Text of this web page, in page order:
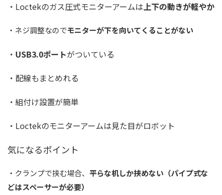
・Loctekのガス圧式モニターアームは上下の動きが軽やか
・ネジ調整なのでモニターが下を向いてくることがない
・ USB3.0ポートがついている
・配線もまとめれる
・組付け設置が簡単
・Loctekのモニターアームは見た目がロボット
気になるポイント
・クランプで挟む場合、 平らな机しか挟めない（パイプ式な
どはスペーサーが必要）